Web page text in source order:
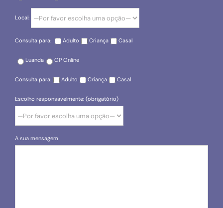
Local:
Consulta para: Adulto Criança Casal
Luanda OP Online
Consulta para: Adulto Criança Casal
Escolho responsavelmente: (obrigatório)
A sua mensagem